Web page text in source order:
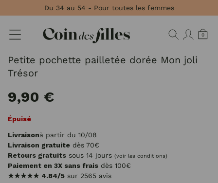
Du 34 au 54 - Pour toutes les femmes
0
Petite pochette pailletée dorée Mon joli
Trésor
9,90 €
Épuisé
Livraisonà partir du 10/08
Livraison gratuite dès 70€
Retours gratuits sous 14 jours (voir les conditions)
Paiement en 3X sans frais dès 100€
★★★★★ 4.84/5 sur 2565 avis
Panneau de gestion des cookies